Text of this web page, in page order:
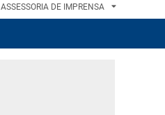
ASSESSORIA DE IMPRENSA